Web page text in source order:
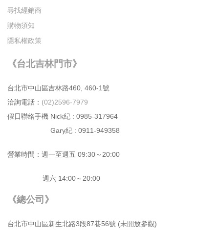
尋找經銷商
購物須知
隱私權政策
《台北吉林門市》
台北市中⼭區吉林路460, 460-1號
洽詢電話： (02)2596-7979
假日聯絡手機 Nick紀 : 0985-317964
Gary紀 : 0911-949358
營業時間：週⼀⾄週五 09:30～20:00
週六 14:00～20:00
《總公司》
台北市中⼭區新⽣北路3段87巷56號 (未開放參觀)